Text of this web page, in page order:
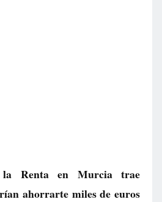
Renta en Murcia trae
ahorrarte miles de euros